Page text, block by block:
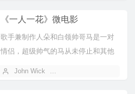
《一人一花》微电影
歌手兼制作人朵和白领帅哥马是一对
情侣，超级帅气的马从未停止和其他
John Wick